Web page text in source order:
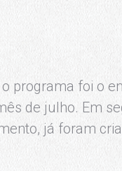
programa foi o
de julho. Em
já foram